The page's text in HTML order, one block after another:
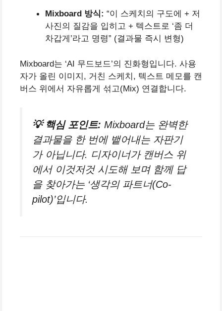
Mixboard 방식: “이 스케치의 구도에 + 저
사진의 질감을 입히고 + 텍스트로 ‘좀 더
차갑게’라고 명령” (결과물 즉시 변형)
Mixboard는 ‘AI 무드보드’의 진화형입니다. 사용
자가 올린 이미지, 거친 스케치, 텍스트 메모를 캔
버스 위에서 자유롭게 섞고(Mix) 연결합니다.
💡 핵심 포인트: Mixboard는 완벽한
결과물을 한 번에 뱉어내는 자판기
가 아닙니다. 디자이너가 캔버스 위
에서 이것저것 시도해 보며 함께 답
을 찾아가는 ‘생각의 파트너(Co-
pilot)’입니다.